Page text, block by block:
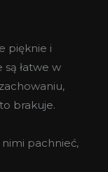
pięknie i
są łatwe w
brakuje.
nimi pachnieć,